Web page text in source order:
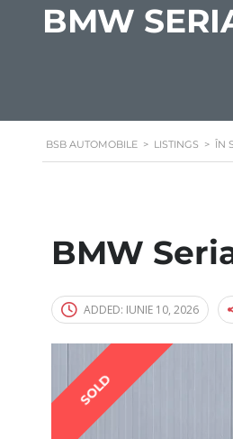
BMW
BSB AUTOMOBILE > LISTINGS > ÎN
BMW
ADDED: IUNIE 10, 2026
SOLD